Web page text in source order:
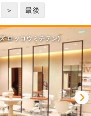
＞ 最後
ロッコウミチテン)